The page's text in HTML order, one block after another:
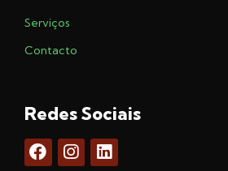
Serviços
Contacto
Redes Sociais